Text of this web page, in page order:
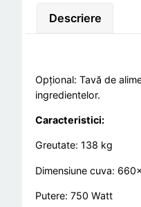
Descriere
Opțional: Tavă de
ingredientelor.
Caracteristici:
Greutate: 138 kg
Dimensiune cuva:
Putere: 750 Watt